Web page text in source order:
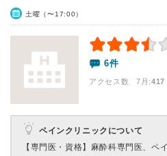
土曜（〜17:00）
6件
アクセス数 7月:417
ペインクリニックについて
【専門医・資格】 麻酔科専門医、ペ